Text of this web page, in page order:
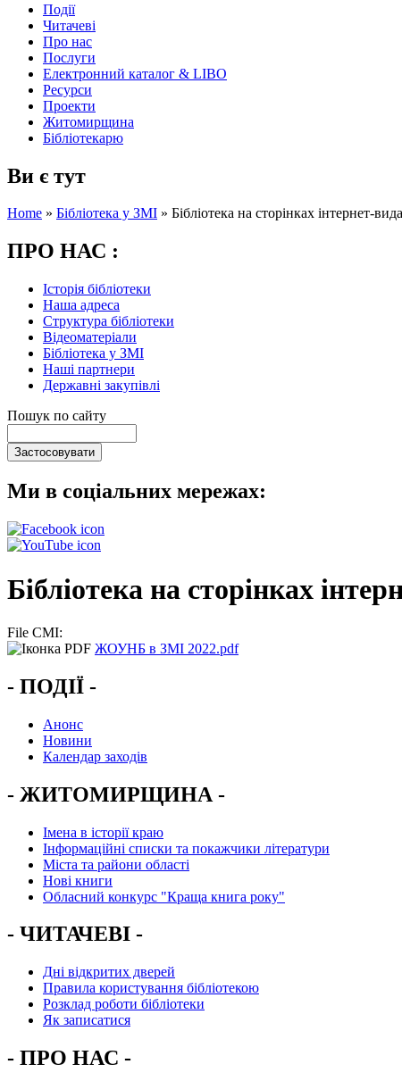
Події
Читачеві
Про нас
Послуги
Електронний каталог & LIBO
Ресурси
Проекти
Житомирщина
Бібліотекарю
Ви є тут
Home » Бібліотека у ЗМІ » Бібліотека на сторінках інтернет-
ПРО НАС :
Історія бібліотеки
Наша адреса
Структура бібліотеки
Відеоматеріали
Бібліотека у ЗМІ
Наші партнери
Державні закупівлі
Пошук по сайту
Ми в соціальних мережах:
Бібліотека на сторінках
File CMI:
ЖОУНБ в ЗМІ 2022.pdf
- ПОДІЇ -
Анонс
Новини
Календар заходів
- ЖИТОМИРЩИНА -
Імена в історії краю
Інформаційні списки та покажчики літератури
Міста та райони області
Нові книги
Обласний конкурс "Краща книга року"
- ЧИТАЧЕВІ -
Дні відкритих дверей
Правила користування бібліотекою
Розклад роботи бібліотеки
Як записатися
- ПРО НАС -